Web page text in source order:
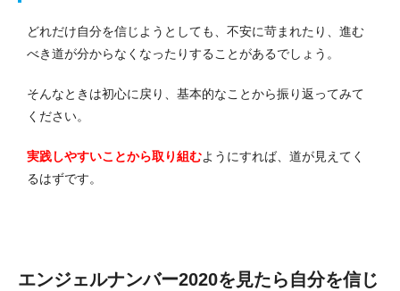
どれだけ自分を信じようとしても、不安に苛まれたり、進む
べき道が分からなくなったりすることがあるでしょう。
そんなときは初心に戻り、基本的なことから振り返ってみて
ください。
実践しやすいことから取り組むようにすれば、道が見えてく
るはずです。
エンジェルナンバー2020を見たら自分を信じ